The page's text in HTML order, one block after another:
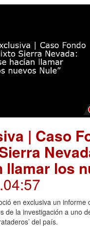
| Caso
llamar los
.04:57
en exclusiva un informe
de la investigación a uno
del país.